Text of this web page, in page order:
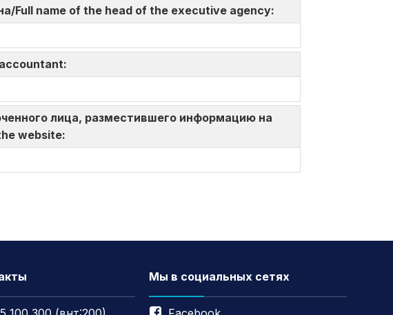
Full name of the head of the executive agency:
лица, разместившего информацию на
website:
Мы в социальных сетях